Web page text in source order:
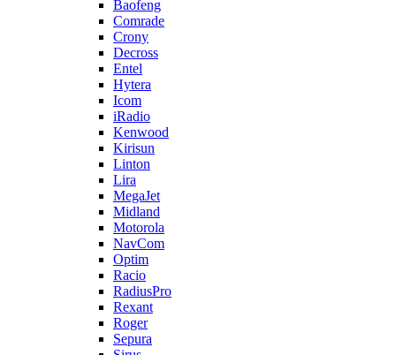
Baofeng
Comrade
Crony
Decross
Entel
Hytera
Icom
iRadio
Kenwood
Kirisun
Linton
Lira
MegaJet
Midland
Motorola
NavCom
Optim
Racio
RadiusPro
Rexant
Roger
Sepura